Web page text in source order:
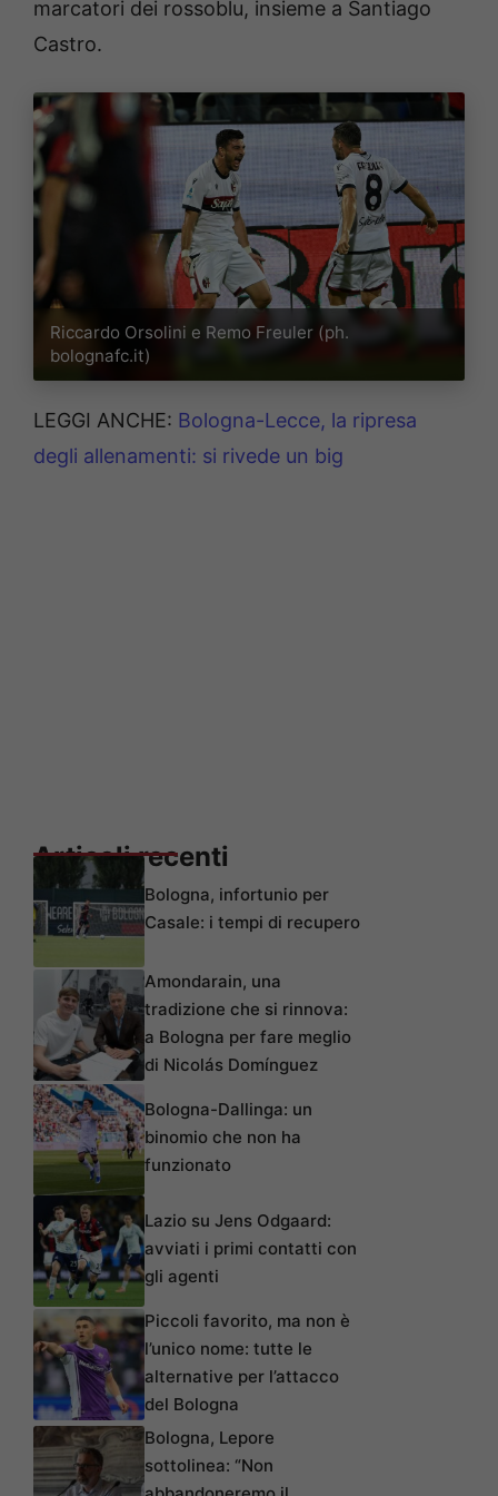
marcatori dei rossoblu, insieme a Santiago
Castro.
Riccardo Orsolini e Remo Freuler (ph.
bolognafc.it)
LEGGI ANCHE: Bologna-Lecce, la ripresa
degli allenamenti: si rivede un big
Articoli recenti
Bologna, infortunio per
Casale: i tempi di recupero
Amondarain, una
tradizione che si rinnova:
a Bologna per fare meglio
di Nicolás Domínguez
Bologna-Dallinga: un
binomio che non ha
funzionato
Lazio su Jens Odgaard:
avviati i primi contatti con
gli agenti
Piccoli favorito, ma non è
l’unico nome: tutte le
alternative per l’attacco
del Bologna
Bologna, Lepore
sottolinea: “Non